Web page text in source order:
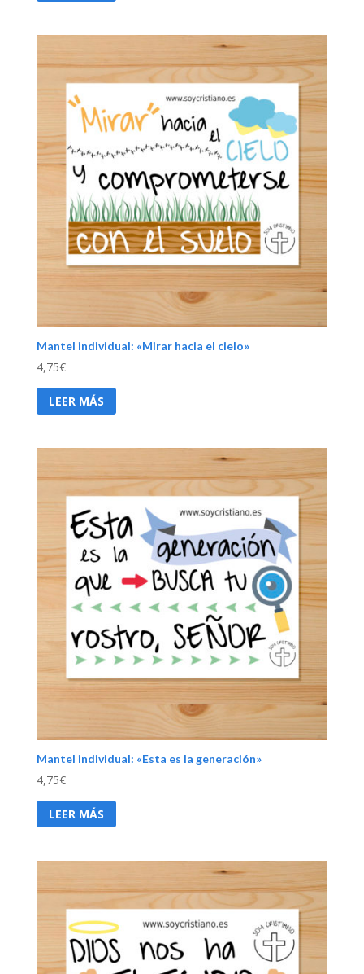
Mantel individual: «Mirar hacia el cielo»
4,75€
LEER MÁS
Mantel individual: «Esta es la generación»
4,75€
LEER MÁS